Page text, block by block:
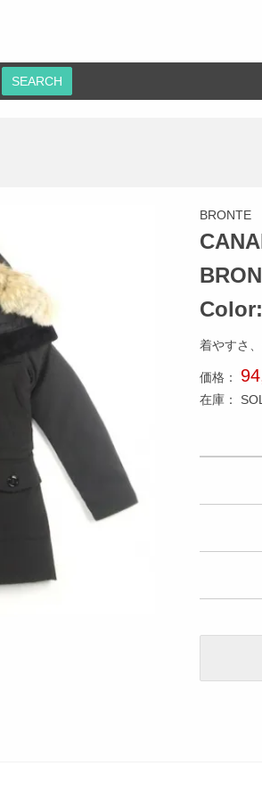
SEARCH
BRONTE
着やすさ
価格：
在庫：